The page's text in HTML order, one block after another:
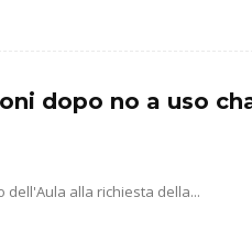
dopo no a uso
dell'Aula alla richiesta della...